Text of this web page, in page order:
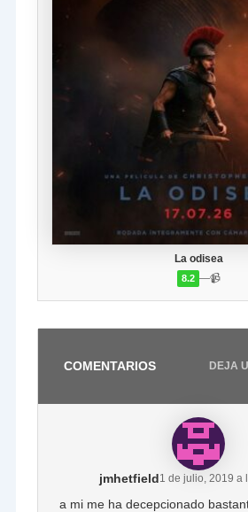
La odisea
8.2 —📹
COMENTARIOS DEJA
jmhetfield1 de julio, 2019 a
a mi me ha decepcionado